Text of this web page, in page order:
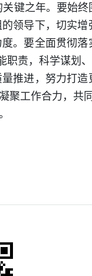
键之年。要始
领导下，切实
。要全面贯彻
责，科学谋划
推进，努力打
工作合力，共